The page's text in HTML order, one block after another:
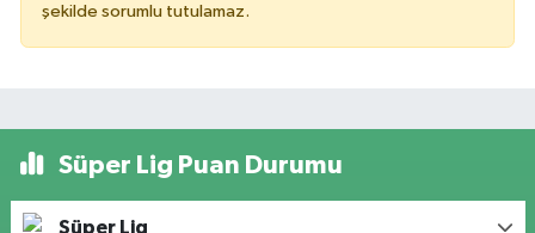
şekilde sorumlu tutulamaz.
Süper Lig Puan Durumu
Süper Lig